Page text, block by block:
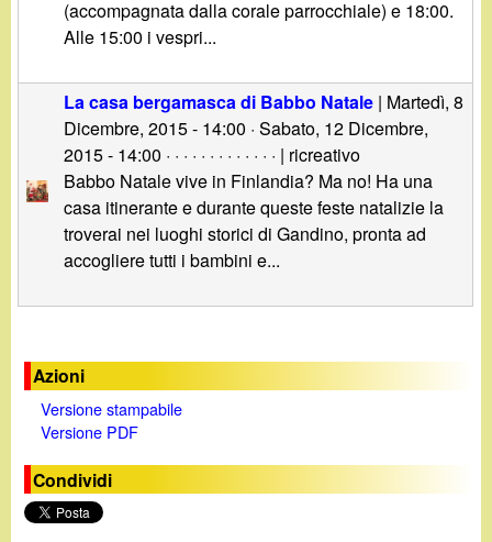
n
t
c
(accompagnata dalla corale parrocchiale) e 18:00.
Alle 15:00 i vespri...
La casa bergamasca di Babbo Natale | Martedì, 8
Dicembre, 2015 - 14:00 ·Sabato, 12 Dicembre,
2015 - 14:00 · · · · · · · · · · · · · | ricreativo
Babbo Natale vive in Finlandia? Ma no! Ha una
casa itinerante e durante queste feste natalizie la
troverai nei luoghi storici di Gandino, pronta ad
accogliere tutti i bambini e...
Azioni
Versione stampabile
Versione PDF
Condividi